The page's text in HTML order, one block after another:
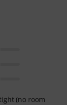
(no room